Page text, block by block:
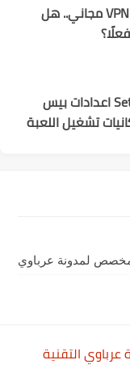
فايرفوكس يضيف VPN مجاني.. هل
تحميل ملف Settings اعدادات بيس
التقنية